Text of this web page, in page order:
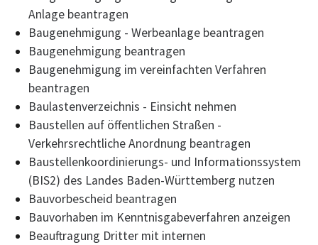
Anlage beantragen
Baugenehmigung - Werbeanlage beantragen
Baugenehmigung beantragen
Baugenehmigung im vereinfachten Verfahren
beantragen
Baulastenverzeichnis - Einsicht nehmen
Baustellen auf öffentlichen Straßen -
Verkehrsrechtliche Anordnung beantragen
Baustellenkoordinierungs- und Informationssystem
(BIS2) des Landes Baden-Württemberg nutzen
Bauvorbescheid beantragen
Bauvorhaben im Kenntnisgabeverfahren anzeigen
Beauftragung Dritter mit internen